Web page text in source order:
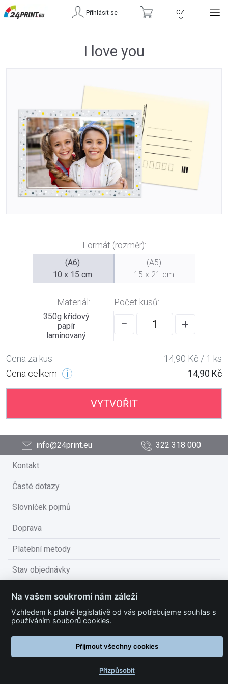
Přihlásit se CZ
›
I love you
Formát (rozměr):
(A6)
10 x 15 cm
(A5)
15 x 21 cm
Materiál:
350g křídový
papír
laminovaný
Počet kusů:
− +
Cena za kus
14,90 Kč / 1 ks
Cena celkem
14,90 Kč
VYTVOŘIT
info@24print.eu 322 318 000
Kontakt
Časté dotazy
Slovníček pojmů
Doprava
Platební metody
Stav objednávky
Obchodní podmínky
Technické podmínky
Na vašem soukromí nám záleží
Vzhledem k platné legislativě od vás potřebujeme souhlas s
používáním souborů cookies.
Přijmout všechny cookies
Přizpůsobit